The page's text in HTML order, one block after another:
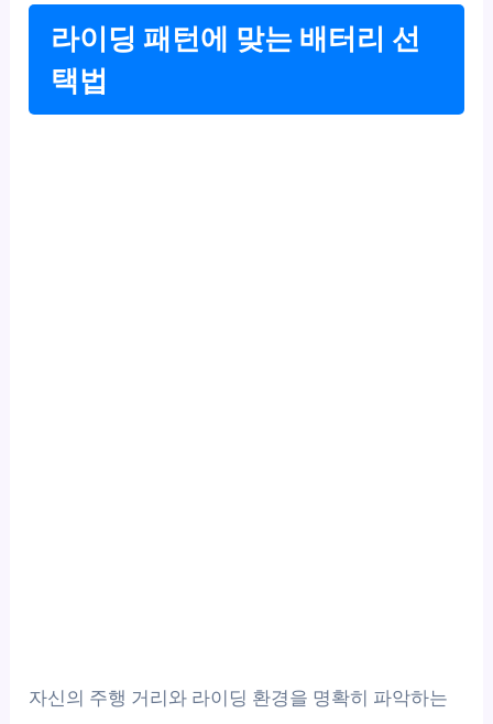
라이딩 패턴에 맞는 배터리 선
택법
자신의 주행 거리와 라이딩 환경을 명확히 파악하는